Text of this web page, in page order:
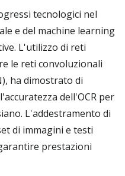
tecnologici nel
e del machine learning
L'utilizzo di reti
le reti convoluzionali
ha dimostrato di
dell'OCR per
L'addestramento di
di immagini e testi
prestazioni